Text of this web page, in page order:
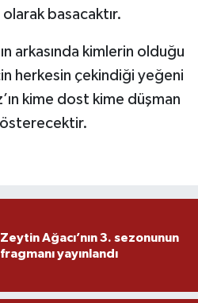
basacaktır.
arkasında kimlerin olduğu
herkesin çekindiği yeğeni
kime dost kime düşman
Zeytin Ağacı’nın 3. sezonunun
fragmanı yayınlandı